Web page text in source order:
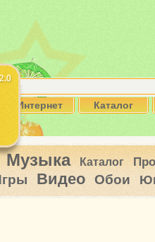
Интернет Каталог
Музыка Каталог
Видео Обои